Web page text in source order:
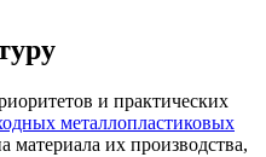
и практических
металлопластиковых
материала их производства,